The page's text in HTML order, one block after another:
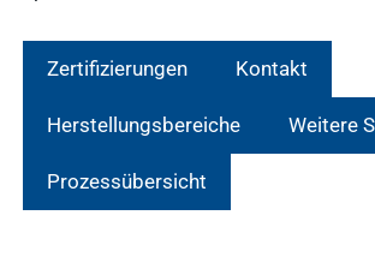
Zertifizierungen Kontakt
Herstellungsbereiche Weitere
Prozessübersicht